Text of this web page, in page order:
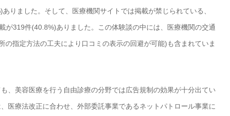
りました。そして、医療機関サイトでは掲載が禁じられている、
が319件(40.8%)ありました。この体験談の中には、医療機関の交通
指定方法の工夫により口コミの表示の回避が可能)も含まれていま
、美容医療を行う自由診療の分野では広告規制の効果が十分出てい
医療法改正に合わせ、外部委託事業であるネットパトロール事業に